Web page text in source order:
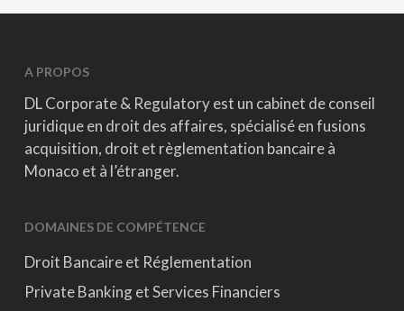
A PROPOS
DL Corporate & Regulatory est un cabinet de conseil
juridique en droit des affaires, spécialisé en fusions
acquisition, droit et règlementation bancaire à
Monaco et à l’étranger.
DOMAINES DE COMPÉTENCE
Droit Bancaire et Réglementation
Private Banking et Services Financiers